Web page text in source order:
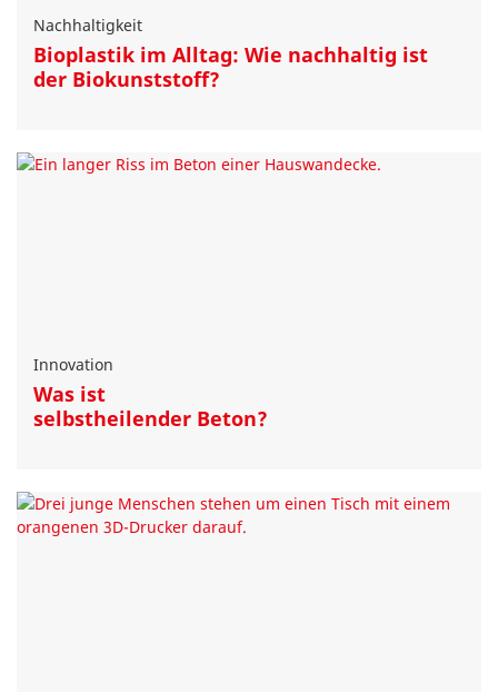
Nachhaltigkeit
Bioplastik im Alltag: Wie nach­haltig ist
der Biokunststoff?
Innovation
Was ist
selbstheilender Beton?